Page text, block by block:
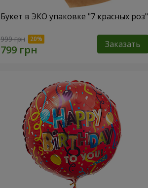
Букет в ЭКО упаковке "7 красных роз"
999 грн Заказать